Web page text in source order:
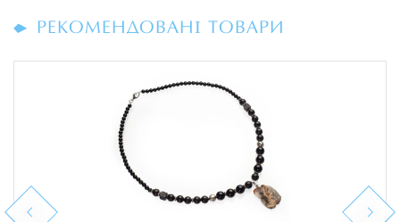
РЕКОМЕНДОВАНІ ТОВАРИ
Previous Next